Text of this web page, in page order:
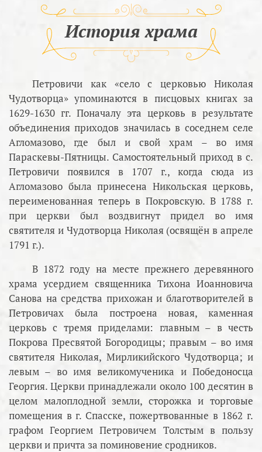
История храма
Петровичи как «село с церковью Николая
Чудотворца» упоминаются в писцовых книгах за
1629-1630 гг. Поначалу эта церковь в результате
объединения приходов значилась в соседнем селе
Агломазово, где был и свой храм – во имя
Параскевы-Пятницы. Самостоятельный приход в с.
Петровичи появился в 1707 г., когда сюда из
Агломазово была принесена Никольская церковь,
переименованная теперь в Покровскую. В 1788 г.
при церкви был воздвигнут придел во имя
святителя и Чудотворца Николая (освящён в апреле
1791 г.).
В 1872 году на месте прежнего деревянного
храма усердием священника Тихона Иоанновича
Санова на средства прихожан и благотворителей в
Петровичах была построена новая, каменная
церковь с тремя приделами: главным – в честь
Покрова Пресвятой Богородицы; правым – во имя
святителя Николая, Мирликийского Чудотворца; и
левым – во имя великомученика и Победоносца
Георгия. Церкви принадлежали около 100 десятин в
целом малоплодной земли, сторожка и торговые
помещения в г. Спасске, пожертвованные в 1862 г.
графом Георгием Петровичем Толстым в пользу
церкви и причта за поминовение сродников.